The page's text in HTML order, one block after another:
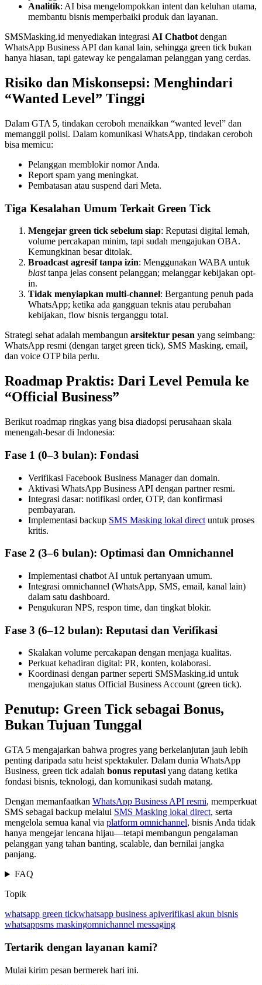
Analitik: AI bisa mengelompokkan intent dan keluhan utama,
membantu bisnis memperbaiki produk dan layanan.
SMSMasking.id menyediakan integrasi AI Chatbot dengan
WhatsApp Business API dan kanal lain, sehingga green tick bukan
hanya hiasan, tapi gateway ke pengalaman pelanggan yang cerdas.
Risiko dan Miskonsepsi: Menghindari
“Wanted Level” Tinggi
Dalam GTA 5, tindakan ceroboh menaikkan “wanted level” dan
memanggil polisi. Dalam komunikasi WhatsApp, tindakan ceroboh
bisa memicu:
Pelanggan memblokir nomor Anda.
Report spam yang meningkat.
Pembatasan atau suspend dari Meta.
Tiga Kesalahan Umum Terkait Green Tick
Mengejar green tick sebelum siap: Reputasi digital lemah,
volume percakapan minim, tapi sudah mengajukan OBA.
Kemungkinan besar ditolak.
Broadcast agresif tanpa izin: Menggunakan WABA untuk
blasttanpa jelas consent pelanggan; melanggar kebijakan opt-
in.
Tidak menyiapkan multi-channel: Bergantung penuh pada
WhatsApp; ketika ada gangguan teknis atau perubahan
kebijakan, flow bisnis terganggu total.
Strategi sehat adalah membangun arsitektur pesan yang seimbang:
WhatsApp resmi (dengan target green tick), SMS Masking, email,
dan voice OTP bila perlu.
Roadmap Praktis: Dari Level Pemula ke
“Official Business”
Berikut roadmap ringkas yang bisa diadopsi perusahaan skala
menengah-besar di Indonesia:
Fase 1 (0–3 bulan): Fondasi
Verifikasi Facebook Business Manager dan domain.
Aktivasi WhatsApp Business API dengan partner resmi.
Integrasi dasar: notifikasi order, OTP, dan konfirmasi
pembayaran.
Implementasi backup SMS Masking lokal direct untuk proses
kritis.
Fase 2 (3–6 bulan): Optimasi dan Omnichannel
Implementasi chatbot AI untuk pertanyaan umum.
Integrasi omnichannel (WhatsApp, SMS, email, kanal lain)
dalam satu dashboard.
Pengukuran NPS, respon time, dan tingkat blokir.
Fase 3 (6–12 bulan): Reputasi dan Verifikasi
Skalakan volume percakapan dengan menjaga kualitas.
Perkuat kehadiran digital: PR, konten, kolaborasi.
Koordinasi dengan partner seperti SMSMasking.id untuk
mengajukan status Official Business Account (green tick).
Penutup: Green Tick sebagai Bonus,
Bukan Tujuan Tunggal
GTA 5 mengajarkan bahwa progres yang berkelanjutan jauh lebih
penting daripada satu heist spektakuler. Dalam dunia WhatsApp
Business, green tick adalah bonus reputasi yang datang ketika
fondasi bisnis, teknologi, dan komunikasi sudah matang.
Dengan memanfaatkan WhatsApp Business API resmi, memperkuat
SMS sebagai backup melalui SMS Masking lokal direct, serta
mengelola semua kanal via platform omnichannel, bisnis Anda tidak
hanya mengejar lencana hijau—tetapi membangun pengalaman
pelanggan yang tahan banting, scalable, dan bernilai jangka
panjang.
FAQ
Topik
whatsapp green tickwhatsapp business apiverifikasi akun bisnis
whatsappsms maskingomnichannel messaging
Tertarik dengan layanan kami?
Mulai kirim pesan bermerek hari ini.